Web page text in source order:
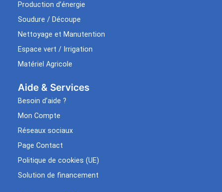
Production d’énergie
Soudure / Découpe
Nettoyage et Manutention
Espace vert / Irrigation
Matériel Agricole
Aide & Services​
Besoin d’aide ?
Mon Compte
Réseaux sociaux
Page Contact
Politique de cookies (UE)
Solution de financement